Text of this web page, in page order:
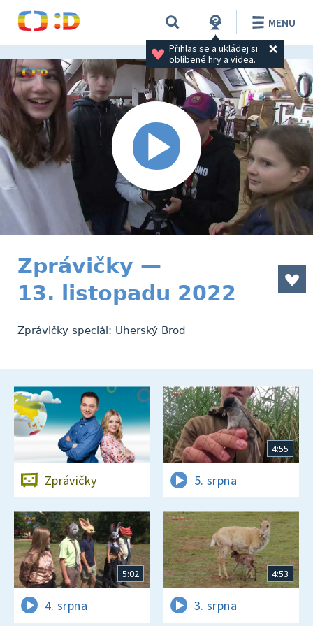
Přihlas se a ukládej si
oblíbené hry a videa.
MENU
Zprávičky —
13. listopadu 2022
Zprávičky speciál: Uherský Brod
Zprávičky
4:55
5. srpna
5:02
4. srpna
4:53
3. srpna